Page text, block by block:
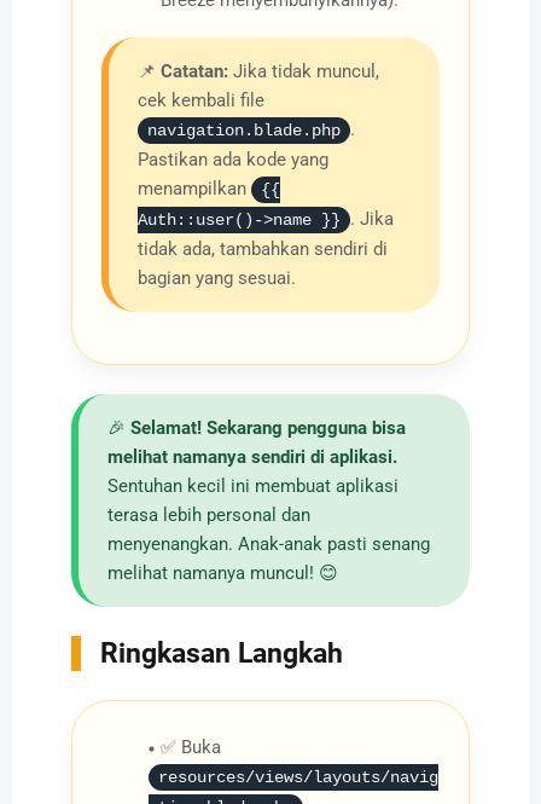
📌Catatan: Jika tidak muncul,
cek kembali file
navigation.blade.php .
Pastikan ada kode yang
menampilkan {{
Auth::user()->name }}
. Jika
tidak ada, tambahkan sendiri di
bagian yang sesuai.
🎉Selamat! Sekarang pengguna bisa
melihat namanya sendiri di aplikasi.
Sentuhan kecil ini membuat aplikasi
terasa lebih personal dan
menyenangkan. Anak-anak pasti senang
melihat namanya muncul! 😊
Ringkasan Langkah
✅ Buka
resources/views/layouts/navig